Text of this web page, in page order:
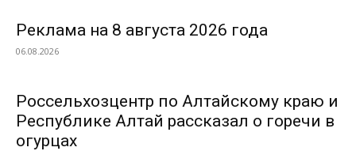
Реклама на 8 августа 2026 года
06.08.2026
Россельхозцентр по Алтайскому краю и
Республике Алтай рассказал о горечи в
огурцах